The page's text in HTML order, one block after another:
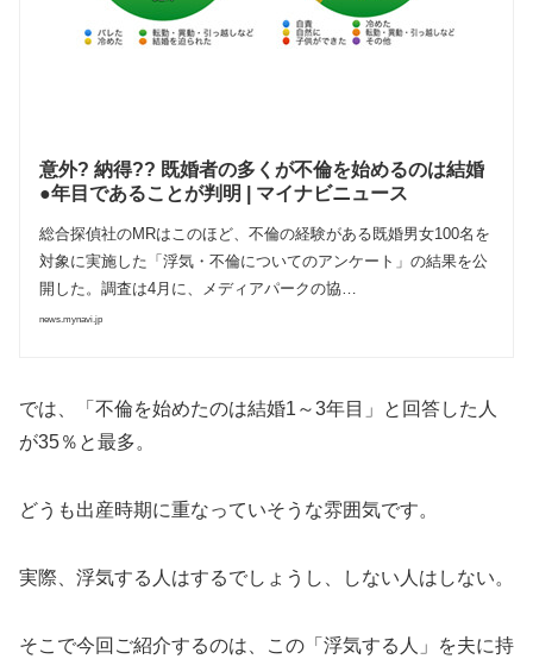
意外? 納得?? 既婚者の多くが不倫を始めるのは結婚
●年目であることが判明 | マイナビニュース
総合探偵社のMRはこのほど、不倫の経験がある既婚男女100名を
対象に実施した「浮気・不倫についてのアンケート」の結果を公
開した。調査は4月に、メディアパークの協…
news.mynavi.jp
では、「不倫を始めたのは結婚1～3年目」と回答した人
が35％と最多。
どうも出産時期に重なっていそうな雰囲気です。
実際、浮気する人はするでしょうし、しない人はしない。
そこで今回ご紹介するのは、この「浮気する人」を夫に持